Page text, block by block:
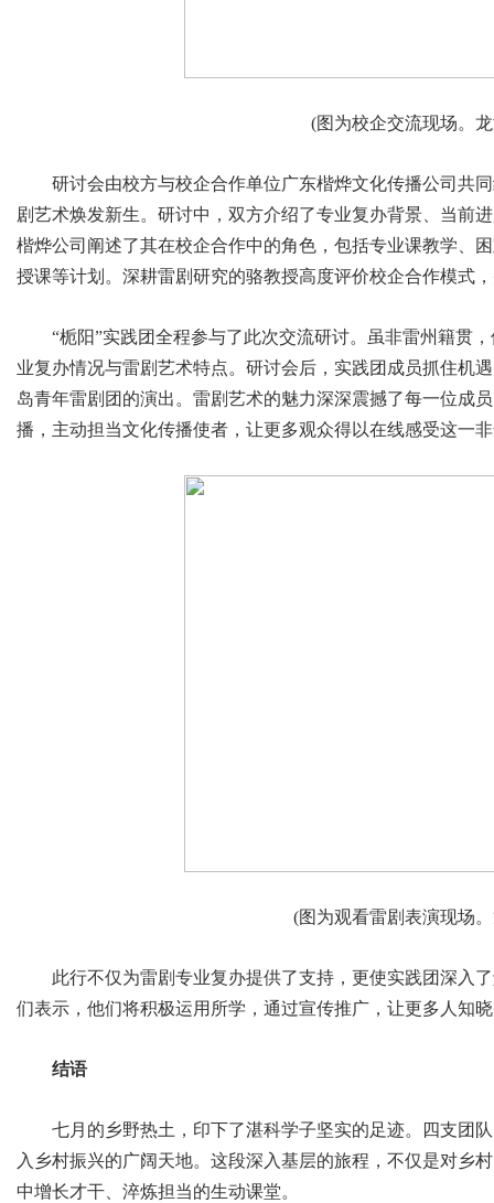
(图为校企交流现场。
研讨会由校方与校企合作单位广东楷烨文化传播公司共
剧艺术焕发新生。研讨中，双方介绍了专业复办背景、当前
楷烨公司阐述了其在校企合作中的角色，包括专业课教学、
授课等计划。深耕雷剧研究的骆教授高度评价校企合作模式
“栀阳”实践团全程参与了此次交流研讨。虽非雷州籍贯
业复办情况与雷剧艺术特点。研讨会后，实践团成员抓住机
岛青年雷剧团的演出。雷剧艺术的魅力深深震撼了每一位成
播，主动担当文化传播使者，让更多观众得以在线感受这一
(图为观看雷剧表演现场
此行不仅为雷剧专业复办提供了支持，更使实践团深入
们表示，他们将积极运用所学，通过宣传推广，让更多人知
结语
七月的乡野热土，印下了湛科学子坚实的足迹。四支团
入乡村振兴的广阔天地。这段深入基层的旅程，不仅是对乡
中增长才干、淬炼担当的生动课堂。